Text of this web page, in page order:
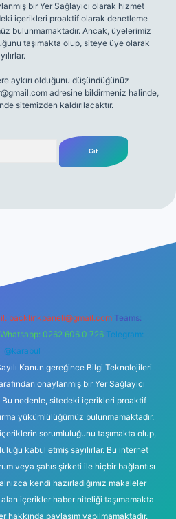
bir Yer Sağlayıcı olarak hizmet
içerikleri proaktif olarak denetleme
bulunmamaktadır. Ancak, üyelerimiz
taşımakta olup, siteye üye olarak
aykırı olduğunu düşündüğünüz
adresine bildirmeniz halinde,
sitemizden kaldırılacaktır.
backlinkpaneli@gmail.com Teams:
Whatsapp: 0262 606 0 726 Telegram:
@karabul
Kanun gereğince Bilgi Teknolojileri
onaylanmış bir Yer Sağlayıcı
nedenle, sitedeki içerikleri proaktif
yükümlülüğümüz bulunmamaktadır.
sorumluluğunu taşımakta olup,
kabul etmiş sayılırlar. Bu internet
veya şahıs şirketi ile hiçbir bağlantısı
kendi hazırladığımız makaleler
alan içerikler haber niteliği taşımamakta
paylaşım yapılmamaktadır.